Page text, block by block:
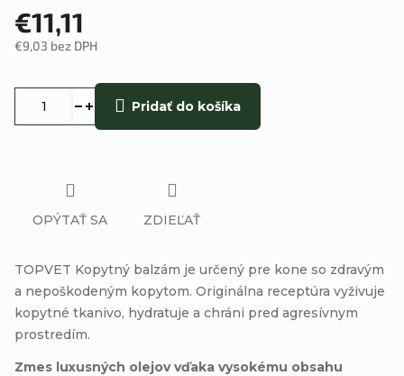
€11,11
€9,03 bez DPH
Pridať do košíka
TOPVET Kopytný balzám je určený pre kone so zdravým
a nepoškodeným kopytom. Originálna receptúra vyživuje
kopytné tkanivo, hydratuje a chráni pred agresívnym
prostredím.
Zmes luxusných olejov vďaka vysokému obsahu
OPÝTAŤ SA ZDIEĽAŤ